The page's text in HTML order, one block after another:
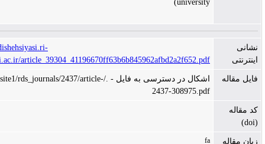
http://andishehsiyasi.ri-
khomeini.ac.ir/article_39304_41196670ff63b6b845962afbd2a2f652.pdf
اشکال در دسترسی به فایل - ./files/site1/rds_journals/2437/article-
2437-308975.pdf
fa